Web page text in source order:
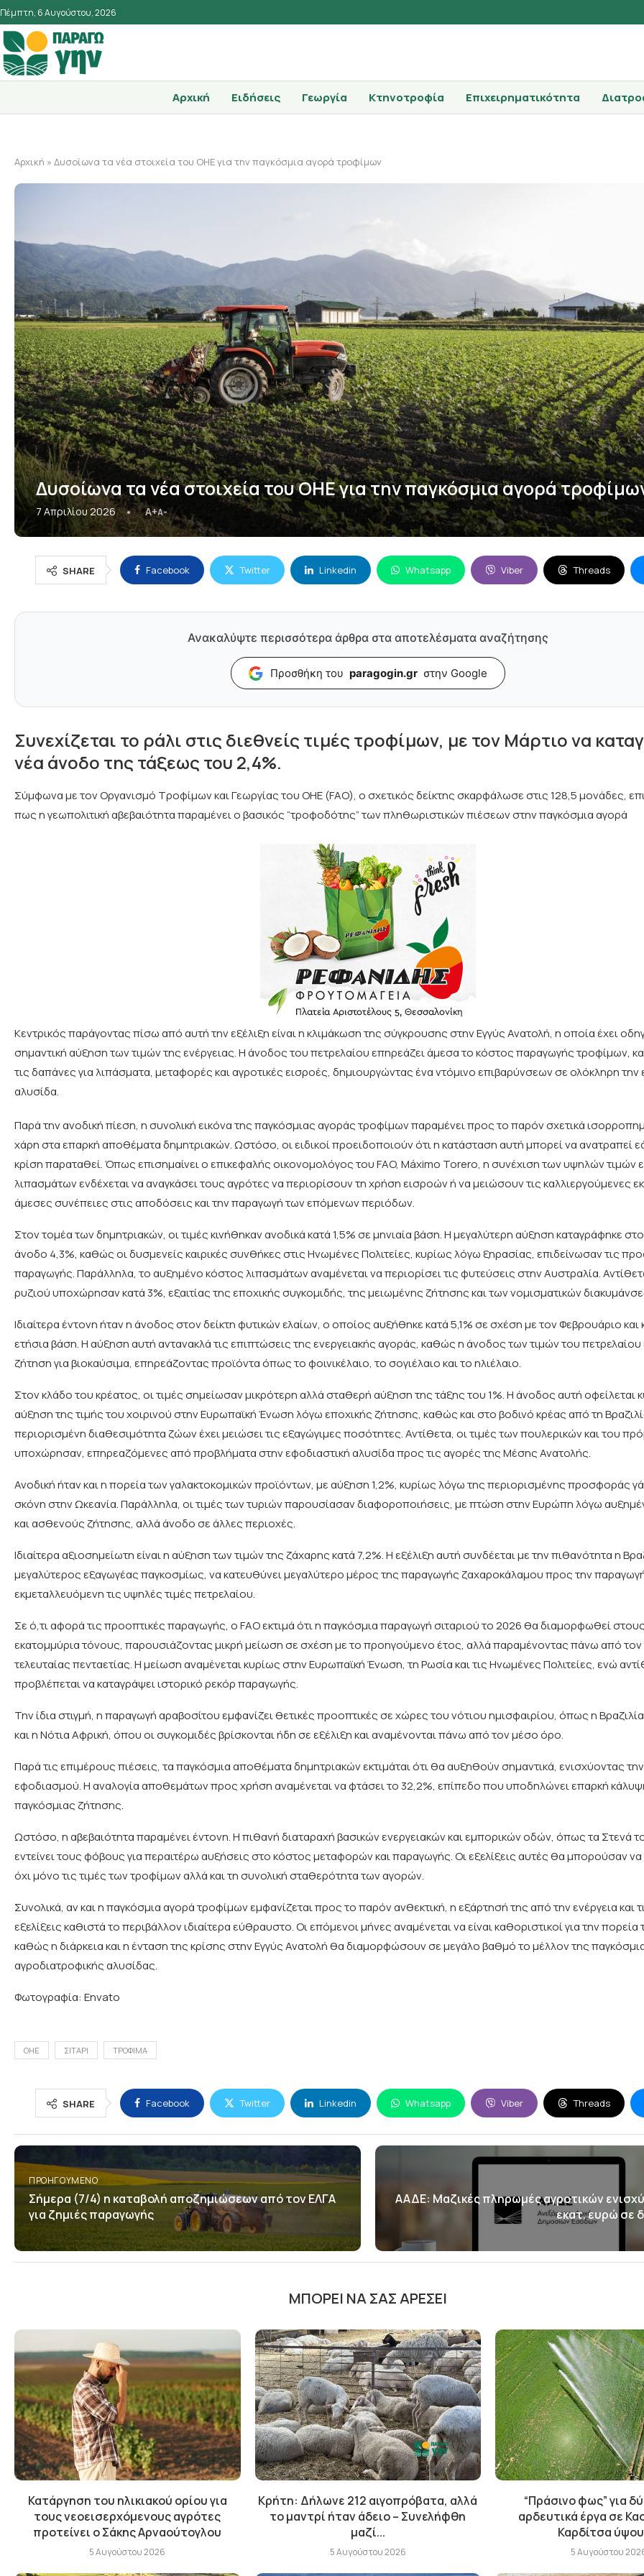
Πέμπτη, 6 Αυγούστου, 2026
Αρχική Ειδήσεις Γεωργία Κτηνοτροφία Επιχειρηματικότητα
Αρχική » Δυσοίωνα τα νέα στοιχεία του ΟΗΕ για την παγκόσμια αγορά τροφίμων
Δυσοίωνα τα νέα στοιχεία του ΟΗΕ για την παγκόσμια αγορά
7 Απριλίου 2026 A+A-
SHARE Facebook Twitter Linkedin Whatsapp Viber Threads
Ανακαλύψτε περισσότερα άρθρα στα αποτελέσματα αναζήτησης
Προσθήκη του paragogin.gr στην Google
Συνεχίζεται το ράλι στις διεθνείς τιμές τροφίμων, με τον Μάρτιο να
νέα άνοδο της τάξεως του 2,4%.
Σύμφωνα με τον Οργανισμό Τροφίμων και Γεωργίας του ΟΗΕ (FAO), ο σχετικός δείκτης σκαρφάλωσε στις 128,5 μονάδες,
πως η γεωπολιτική αβεβαιότητα παραμένει ο βασικός “τροφοδότης” των πληθωριστικών πιέσεων στην παγκόσμια αγορά
Κεντρικός παράγοντας πίσω από αυτή την εξέλιξη είναι η κλιμάκωση της σύγκρουσης στην Εγγύς Ανατολή, η οποία έχει
σημαντική αύξηση των τιμών της ενέργειας. Η άνοδος του πετρελαίου επηρεάζει άμεσα το κόστος παραγωγής τροφίμων,
τις δαπάνες για λιπάσματα, μεταφορές και αγροτικές εισροές, δημιουργώντας ένα ντόμινο επιβαρύνσεων σε ολόκληρη την
αλυσίδα.
Παρά την ανοδική πίεση, η συνολική εικόνα της παγκόσμιας αγοράς τροφίμων παραμένει προς το παρόν σχετικά
χάρη στα επαρκή αποθέματα δημητριακών. Ωστόσο, οι ειδικοί προειδοποιούν ότι η κατάσταση αυτή μπορεί να ανατραπεί
κρίση παραταθεί. Όπως επισημαίνει ο επικεφαλής οικονομολόγος του FAO, Máximo Torero, η συνέχιση των υψηλών τιμών
λιπασμάτων ενδέχεται να αναγκάσει τους αγρότες να περιορίσουν τη χρήση εισροών ή να μειώσουν τις καλλιεργούμενες
άμεσες συνέπειες στις αποδόσεις και την παραγωγή των επόμενων περιόδων.
Στον τομέα των δημητριακών, οι τιμές κινήθηκαν ανοδικά κατά 1,5% σε μηνιαία βάση. Η μεγαλύτερη αύξηση καταγράφηκε στο
άνοδο 4,3%, καθώς οι δυσμενείς καιρικές συνθήκες στις Ηνωμένες Πολιτείες, κυρίως λόγω ξηρασίας, επιδείνωσαν τις
παραγωγής. Παράλληλα, το αυξημένο κόστος λιπασμάτων αναμένεται να περιορίσει τις φυτεύσεις στην Αυστραλία.
ρυζιού υποχώρησαν κατά 3%, εξαιτίας της εποχικής συγκομιδής, της μειωμένης ζήτησης και των νομισματικών
Ιδιαίτερα έντονη ήταν η άνοδος στον δείκτη φυτικών ελαίων, ο οποίος αυξήθηκε κατά 5,1% σε σχέση με τον Φεβρουάριο και
ετήσια βάση. Η αύξηση αυτή αντανακλά τις επιπτώσεις της ενεργειακής αγοράς, καθώς η άνοδος των τιμών του πετρελαίου
ζήτηση για βιοκαύσιμα, επηρεάζοντας προϊόντα όπως το φοινικέλαιο, το σογιέλαιο και το ηλιέλαιο.
Στον κλάδο του κρέατος, οι τιμές σημείωσαν μικρότερη αλλά σταθερή αύξηση της τάξης του 1%. Η άνοδος αυτή οφείλεται
αύξηση της τιμής του χοιρινού στην Ευρωπαϊκή Ένωση λόγω εποχικής ζήτησης, καθώς και στο βοδινό κρέας από τη
περιορισμένη διαθεσιμότητα ζώων έχει μειώσει τις εξαγώγιμες ποσότητες. Αντίθετα, οι τιμές των πουλερικών και του
υποχώρησαν, επηρεαζόμενες από προβλήματα στην εφοδιαστική αλυσίδα προς τις αγορές της Μέσης Ανατολής.
Ανοδική ήταν και η πορεία των γαλακτοκομικών προϊόντων, με αύξηση 1,2%, κυρίως λόγω της περιορισμένης προσφοράς
σκόνη στην Ωκεανία. Παράλληλα, οι τιμές των τυριών παρουσίασαν διαφοροποιήσεις, με πτώση στην Ευρώπη λόγω
και ασθενούς ζήτησης, αλλά άνοδο σε άλλες περιοχές.
Ιδιαίτερα αξιοσημείωτη είναι η αύξηση των τιμών της ζάχαρης κατά 7,2%. Η εξέλιξη αυτή συνδέεται με την πιθανότητα η
μεγαλύτερος εξαγωγέας παγκοσμίως, να κατευθύνει μεγαλύτερο μέρος της παραγωγής ζαχαροκάλαμου προς την
εκμεταλλευόμενη τις υψηλές τιμές πετρελαίου.
Σε ό,τι αφορά τις προοπτικές παραγωγής, ο FAO εκτιμά ότι η παγκόσμια παραγωγή σιταριού το 2026 θα διαμορφωθεί
εκατομμύρια τόνους, παρουσιάζοντας μικρή μείωση σε σχέση με το προηγούμενο έτος, αλλά παραμένοντας πάνω από
τελευταίας πενταετίας. Η μείωση αναμένεται κυρίως στην Ευρωπαϊκή Ένωση, τη Ρωσία και τις Ηνωμένες Πολιτείες, ενώ
προβλέπεται να καταγράψει ιστορικό ρεκόρ παραγωγής.
Την ίδια στιγμή, η παραγωγή αραβοσίτου εμφανίζει θετικές προοπτικές σε χώρες του νότιου ημισφαιρίου, όπως η
και η Νότια Αφρική, όπου οι συγκομιδές βρίσκονται ήδη σε εξέλιξη και αναμένονται πάνω από τον μέσο όρο.
Παρά τις επιμέρους πιέσεις, τα παγκόσμια αποθέματα δημητριακών εκτιμάται ότι θα αυξηθούν σημαντικά, ενισχύοντας
εφοδιασμού. Η αναλογία αποθεμάτων προς χρήση αναμένεται να φτάσει το 32,2%, επίπεδο που υποδηλώνει επαρκή
παγκόσμιας ζήτησης.
Ωστόσο, η αβεβαιότητα παραμένει έντονη. Η πιθανή διαταραχή βασικών ενεργειακών και εμπορικών οδών, όπως τα Στενά
εντείνει τους φόβους για περαιτέρω αυξήσεις στο κόστος μεταφορών και παραγωγής. Οι εξελίξεις αυτές θα μπορούσαν
όχι μόνο τις τιμές των τροφίμων αλλά και τη συνολική σταθερότητα των αγορών.
Συνολικά, αν και η παγκόσμια αγορά τροφίμων εμφανίζεται προς το παρόν ανθεκτική, η εξάρτησή της από την ενέργεια και
εξελίξεις καθιστά το περιβάλλον ιδιαίτερα εύθραυστο. Οι επόμενοι μήνες αναμένεται να είναι καθοριστικοί για την πορεία
καθώς η διάρκεια και η ένταση της κρίσης στην Εγγύς Ανατολή θα διαμορφώσουν σε μεγάλο βαθμό το μέλλον της
αγροδιατροφικής αλυσίδας.
Φωτογραφία: Envato
ΟΗΕ ΣΙΤΑΡΙ ΤΡΟΦΙΜΑ
SHARE Facebook Twitter Linkedin Whatsapp Viber Threads
ΠΡΟΗΓΟΎΜΕΝΟ
Σήμερα (7/4) η καταβολή αποζημιώσεων από τον ΕΛΓΑ
για ζημιές παραγωγής
ΑΑΔΕ: Μαζικές πληρωμές αγροτικών
εκατ. ευρώ σε
ΜΠΟΡΕΊ ΝΑ ΣΑΣ ΑΡΈΣΕΙ
Κατάργηση του ηλικιακού ορίου για
τους νεοεισερχόμενους αγρότες
προτείνει ο Σάκης Αρναούτογλου
5 Αυγούστου 2026
Κρήτη: Δήλωνε 212 αιγοπρόβατα, αλλά
το μαντρί ήταν άδειο – Συνελήφθη
μαζί...
5 Αυγούστου 2026
“Πράσινο φως” για
αρδευτικά έργα σε
Καρδίτσα
5 Αυγούστου